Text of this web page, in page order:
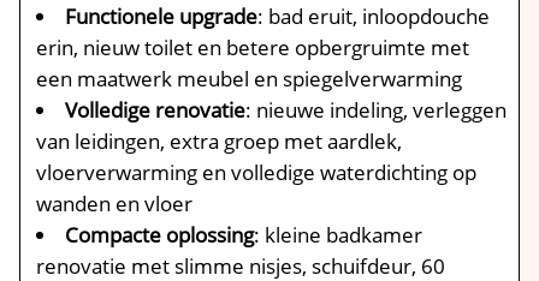
Functionele upgrade: bad eruit, inloopdouche
erin, nieuw toilet en betere opbergruimte met
een maatwerk meubel en spiegelverwarming
Volledige renovatie: nieuwe indeling, verleggen
van leidingen, extra groep met aardlek,
vloerverwarming en volledige waterdichting op
wanden en vloer
Compacte oplossing: kleine badkamer
renovatie met slimme nisjes, schuifdeur, 60